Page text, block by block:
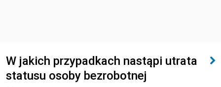
W jakich przypadkach nastąpi utrata
statusu osoby bezrobotnej